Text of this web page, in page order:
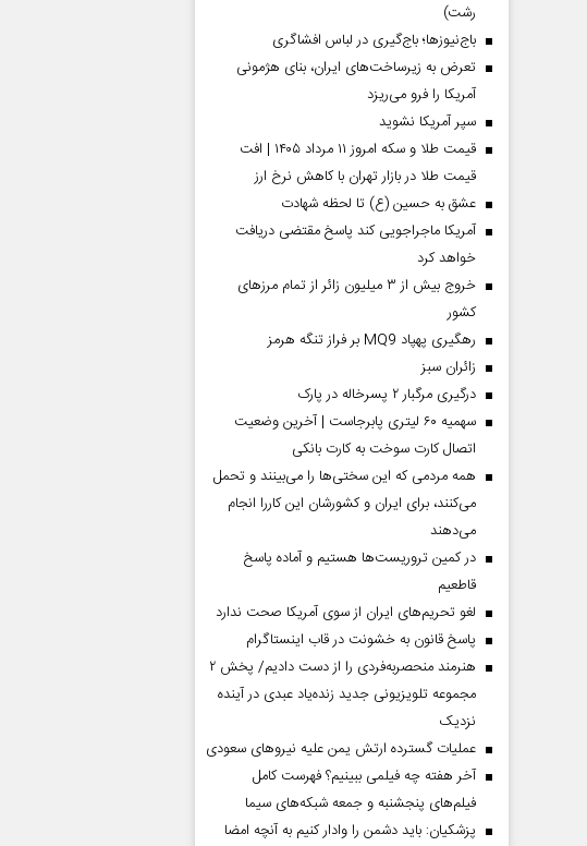
رشت)
باج‌نیوزها؛ باج‌گیری در لباس افشاگری
تعرض به زیرساخت‌های ایران، بنای هژمونی
آمریکا را فرو می‌ریزد
سپر آمریکا نشوید
قیمت طلا و سکه امروز ۱۱ مرداد ۱۴۰۵ | افت
قیمت طلا در بازار تهران با کاهش نرخ ارز
عشق به حسین (ع) تا لحظه شهادت
آمریکا ماجراجویی کند پاسخ مقتضی دریافت
خواهد کرد
خروج بیش از ۳ میلیون زائر از تمام مرز‌های
کشور
رهگیری پهپاد MQ9 بر فراز تنگه هرمز
‌زائران سبز
درگیری مرگبار ۲ پسرخاله در پارک
سهمیه ۶۰ لیتری پابرجاست | آخرین وضعیت
اتصال کارت سوخت به کارت بانکی
همه مردمی که این سختی‌ها را می‌بینند و تحمل
می‌کنند، برای ایران و کشورشان این کاررا انجام
می‌دهند
در کمین تروریست‌ها هستیم و آماده پاسخ
قاطعیم
لغو تحریم‌های ایران از سوی آمریکا صحت ندارد
پاسخ قانون به خشونت در قاب اینستاگرام
هنرمند منحصر‌به‌فردی را از دست دادیم/ پخش ۲
مجموعه تلویزیونی جدید زنده‌یاد عبدی در آینده
نزدیک
عملیات گسترده ارتش یمن علیه نیروهای سعودی
آخر هفته چه فیلمی ببینیم؟ فهرست کامل
فیلم‌های پنجشنبه و جمعه شبکه‌های سیما
پزشکیان: باید دشمن را وادار کنیم به آنچه امضا